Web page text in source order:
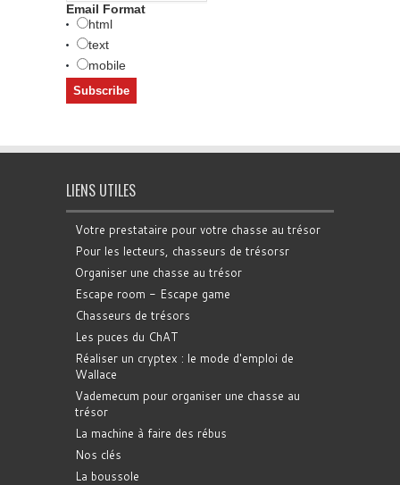
Email Format
html
text
mobile
LIENS UTILES
Votre prestataire pour votre chasse au trésor
Pour les lecteurs, chasseurs de trésorsr
Organiser une chasse au trésor
Escape room - Escape game
Chasseurs de trésors
Les puces du ChAT
Réaliser un cryptex : le mode d'emploi de
Wallace
Vademecum pour organiser une chasse au
trésor
La machine à faire des rébus
Nos clés
La boussole